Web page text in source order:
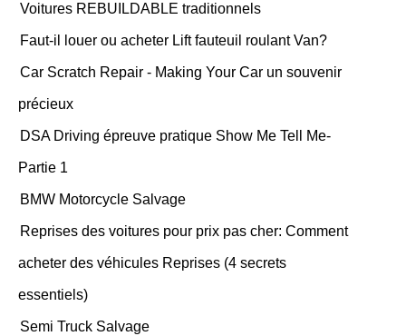
Voitures REBUILDABLE traditionnels
Faut-il louer ou acheter Lift fauteuil roulant Van?
Car Scratch Repair - Making Your Car un souvenir
précieux
DSA Driving épreuve pratique Show Me Tell Me-
Partie 1
BMW Motorcycle Salvage
Reprises des voitures pour prix pas cher: Comment
acheter des véhicules Reprises (4 secrets
essentiels)
Semi Truck Salvage